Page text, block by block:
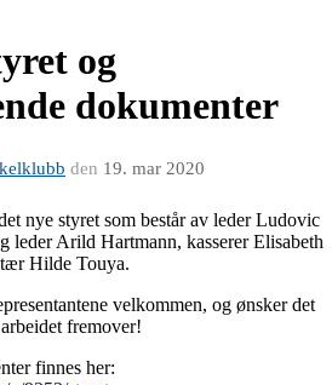
og
dokumenter
den 19. mar 2020
nye styret som består av leder Ludovic
leder Arild Hartmann, kasserer Elisabeth
Hilde Touya.
velkommen, og ønsker det
fremover!
finnes her: